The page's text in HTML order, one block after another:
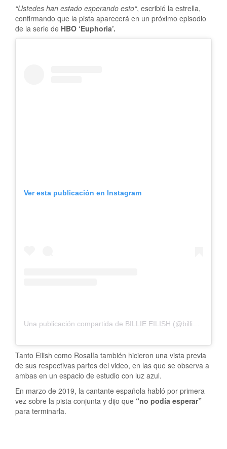
“Ustedes han estado esperando esto“, escribió la estrella,
confirmando que la pista aparecerá en un próximo episodio
de la serie de HBO ‘Euphoria’.
Ver esta publicación en Instagram
Una publicación compartida de BILLIE EILISH (@billieeilish)
Tanto Eilish como Rosalía también hicieron una vista previa
de sus respectivas partes del video, en las que se observa a
ambas en un espacio de estudio con luz azul.
En marzo de 2019, la cantante española habló por primera
vez sobre la pista conjunta y dijo que “no podía esperar”
para terminarla.